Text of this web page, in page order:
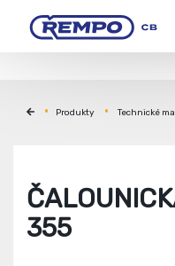
Produkty Technické
355